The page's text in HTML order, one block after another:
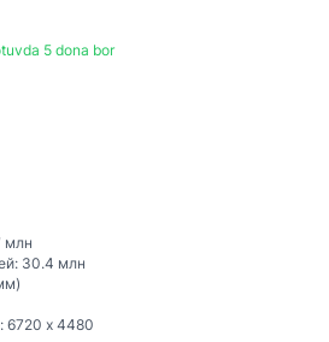
5 dona bor
млн
30.4 млн
6720 x 4480